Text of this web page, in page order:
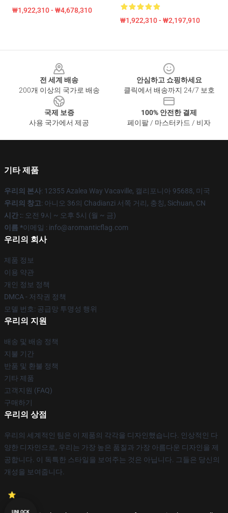
₩1,922,310 - ₩4,678,310
₩1,922,310 - ₩2,197,910
전 세계 배송
200개 이상의 국가로 배송
안심하고 쇼핑하세요
클릭에서 배송까지 24/7 보호
국제 보증
사용 국가에서 제공
100% 안전한 결제
페이팔 / 마스터카드 / 비자
기타 제품
우리의 본사: 12355 Azalea Way Vacaville, 캘리포니아 95688, 미국
우리의 창고: 아니오 36의 Chadianzi 서쪽 거리, 충칭, Sichuan, CN
시간 :: 오전 9시 ~ 오후 5시 (월 ~ 금)
이름 *이메일 : info@aromanticflag.com
우리의 회사
제품 정보
이용 약관
개인 정보 정책
DMCA - 저작권 정책
모델 번호: 공급망 투명성 행위
우리의 지원
배송 및 배송 정책
지불 기간
반품 및 환불 정책
기타 제품
고객지원 (FAQ)
구매하기
우리의 상점
우리의 세계적인 팀은 이 제품의 각각을 디자인했습니다. 인상적인 다
양한 디자인으로, 우리는 가장 높은 품질과 가장 아름다운 디자인을 제
공합니다. 이 독특한 스타일을 보여주는 것은 아닙니다. 그들은 당신의
개성을 보여줍니다.
UNLOCK